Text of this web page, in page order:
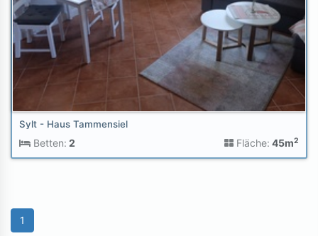
Sylt - Haus Tammensiel
Betten: 2 Fläche: 45m2
1